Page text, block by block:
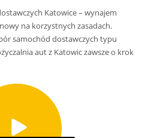
Katowice – wynajem
na korzystnych zasadach.
samochód dostawczych typu
aut z Katowic zawsze o krok